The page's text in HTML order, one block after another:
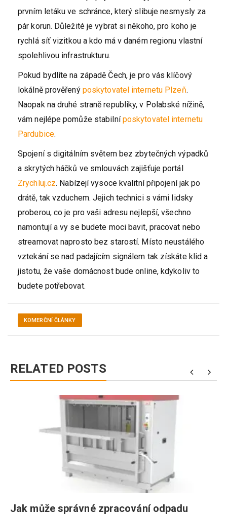
prvním letáku ve schránce, který slibuje nesmysly za
pár korun. Důležité je vybrat si někoho, pro koho je
rychlá síť vizitkou a kdo má v daném regionu vlastní
spolehlivou infrastrukturu.
Pokud bydlíte na západě Čech, je pro vás klíčový
lokálně prověřený poskytovatel internetu Plzeň.
Naopak na druhé straně republiky, v Polabské nížině,
vám nejlépe pomůže stabilníposkytovatel internetu
Pardubice.
Spojení s digitálním světem bez zbytečných výpadků
a skrytých háčků ve smlouvách zajišťuje portál
Zrychluj.cz. Nabízejí vysoce kvalitní připojení jak po
drátě, tak vzduchem. Jejich technici s vámi lidsky
proberou, co je pro vaši adresu nejlepší, všechno
namontují a vy se budete moci bavit, pracovat nebo
streamovat naprosto bez starostí. Místo neustálého
vztekání se nad padajícím signálem tak získáte klid a
jistotu, že vaše domácnost bude online, kdykoliv to
budete potřebovat.
KOMERČNÍ ČLÁNKY
RELATED POSTS
Jak může správné zpracování odpadu